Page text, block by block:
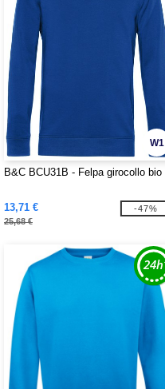
W1
B&C BCU31B - Felpa girocollo bio
13,71 €
25,68 €
-47%